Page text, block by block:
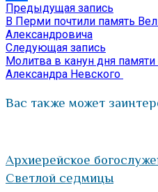
Отправить
Навигация
по
записям
Предыдущая запись
запись:
В Перми почтили память
Александровича
Следующая запись
запись:
Молитва в канун дня памяти
Александра Невского
Вас также может
Архиерейское
Светлой седмицы